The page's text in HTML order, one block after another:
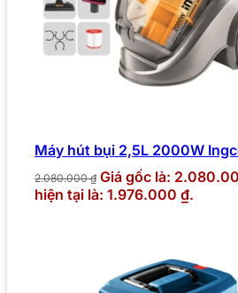
Máy hút bụi 2,5L 2000W
2.080.000₫ Giá gốc là:
hiện tại là: 1.976.000 ₫.